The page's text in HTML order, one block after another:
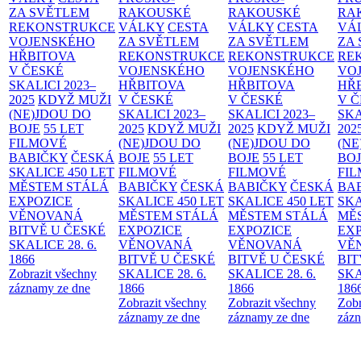
ZA SVĚTLEM
REKONSTRUKCE
VOJENSKÉHO
HŘBITOVA
V ČESKÉ
SKALICI 2023–
2025 KDYŽ MUŽI
(NE)JDOU DO
BOJE 55 LET
FILMOVÉ
BABIČKY ČESKÁ
SKALICE 450 LET
MĚSTEM STÁLÁ
EXPOZICE
VĚNOVANÁ
BITVĚ U ČESKÉ
SKALICE 28. 6.
1866
Zobrazit všechny
záznamy ze dne
RAKOUSKÉ
VÁLKY CESTA
ZA SVĚTLEM
REKONSTRUKCE
VOJENSKÉHO
HŘBITOVA
V ČESKÉ
SKALICI 2023–
2025 KDYŽ MUŽI
(NE)JDOU DO
BOJE 55 LET
FILMOVÉ
BABIČKY ČESKÁ
SKALICE 450 LET
MĚSTEM STÁLÁ
EXPOZICE
VĚNOVANÁ
BITVĚ U ČESKÉ
SKALICE 28. 6.
1866
Zobrazit všechny
záznamy ze dne
RAKOUSKÉ
VÁLKY CESTA
ZA SVĚTLEM
REKONSTRUKCE
VOJENSKÉHO
HŘBITOVA
V ČESKÉ
SKALICI 2023–
2025 KDYŽ MUŽI
(NE)JDOU DO
BOJE 55 LET
FILMOVÉ
BABIČKY ČESKÁ
SKALICE 450 LET
MĚSTEM STÁLÁ
EXPOZICE
VĚNOVANÁ
BITVĚ U ČESKÉ
SKALICE 28. 6.
1866
Zobrazit všechny
záznamy ze dne
ZA
V